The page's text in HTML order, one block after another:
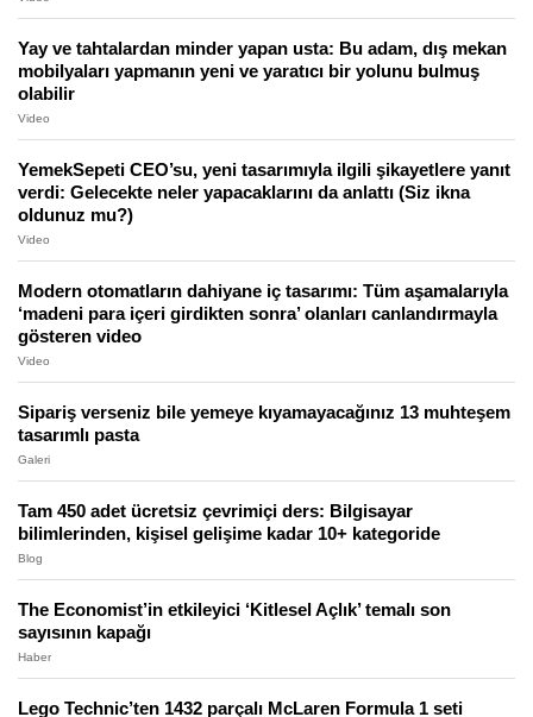
Yay ve tahtalardan minder yapan usta: Bu adam, dış mekan
mobilyaları yapmanın yeni ve yaratıcı bir yolunu bulmuş
olabilir
Video
YemekSepeti CEO’su, yeni tasarımıyla ilgili şikayetlere yanıt
verdi: Gelecekte neler yapacaklarını da anlattı (Siz ikna
oldunuz mu?)
Video
Modern otomatların dahiyane iç tasarımı: Tüm aşamalarıyla
‘madeni para içeri girdikten sonra’ olanları canlandırmayla
gösteren video
Video
Sipariş verseniz bile yemeye kıyamayacağınız 13 muhteşem
tasarımlı pasta
Galeri
Tam 450 adet ücretsiz çevrimiçi ders: Bilgisayar
bilimlerinden, kişisel gelişime kadar 10+ kategoride
Blog
The Economist’in etkileyici ‘Kitlesel Açlık’ temalı son
sayısının kapağı
Haber
Lego Technic’ten 1432 parçalı McLaren Formula 1 seti